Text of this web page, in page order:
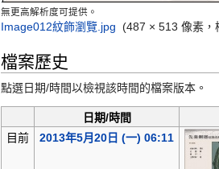
無更高解析度可提供。
Image012紋飾瀏覽.jpg (487 × 513 像素，
檔案歷史
點選日期/時間以檢視該時間的檔案版本。
日期/時間
目前
2013年5月20日 (一) 06:11